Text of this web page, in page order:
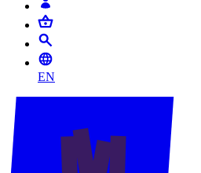
EN